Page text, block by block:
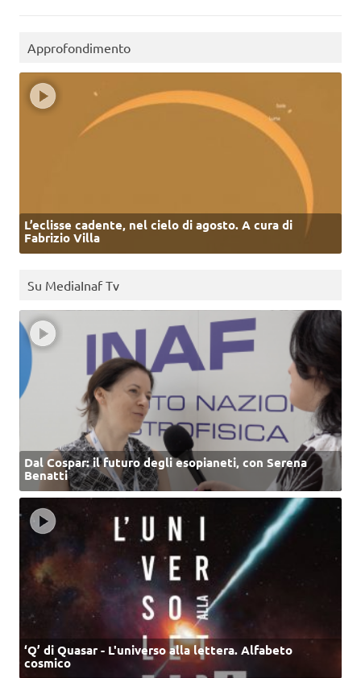
Approfondimento
L’eclisse cadente, nel cielo di agosto. A cura di
Fabrizio Villa
Su MediaInaf Tv
Dal Cospar: il futuro degli esopianeti, con Serena
Benatti
‘Q’ di Quasar - L'universo alla lettera. Alfabeto
cosmico